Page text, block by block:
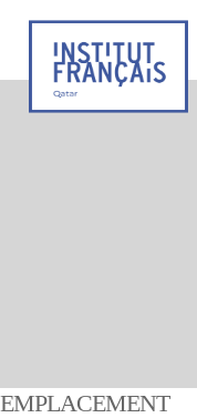
Institut
Français
Qatar
EMPLACEMENT